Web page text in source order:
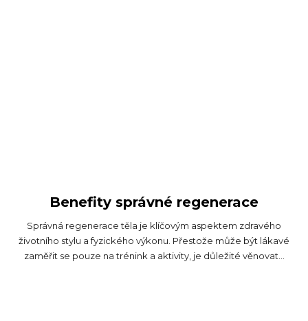
Benefity správné regenerace
Správná regenerace těla je klíčovým aspektem zdravého
životního stylu a fyzického výkonu. Přestože může být lákavé
zaměřit se pouze na trénink a aktivity, je důležité věnovat...